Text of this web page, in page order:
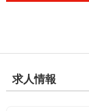
求人情報